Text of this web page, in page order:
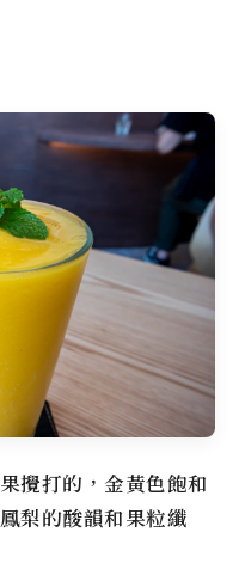
攪打的，金黃色飽和
梨的酸韻和果粒纖